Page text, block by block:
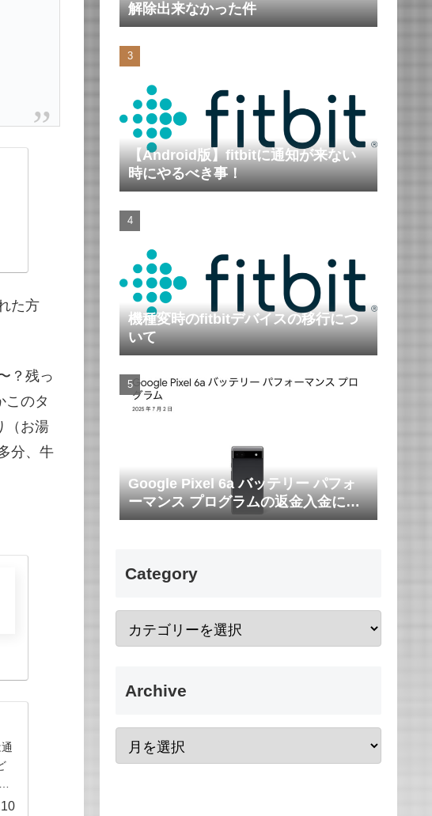
た方
？残っ
このタ
（お湯
分、牛
解除出来なかった件
【Android版】fitbitに通知が来ない
時にやるべき事！
機種変時のfitbitデバイスの移行につ
いて
Google Pixel 6a バッテリー パフォ
ーマンス プログラムの返金入金につ
いて
Category
Archive